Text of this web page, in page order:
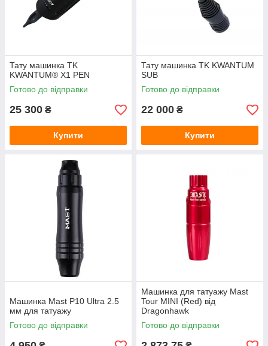
Тату машинка TK
KWANTUM® X1 PEN
Готово до відправки
25 300 ₴
Купити
Тату машинка TK KWANTUM
SUB
Готово до відправки
22 000 ₴
Купити
Машинка Mast P10 Ultra 2.5
мм для татуажу
Готово до відправки
Машинка для татуажу Mast
Tour MINI (Red) від
Dragonhawk
Готово до відправки